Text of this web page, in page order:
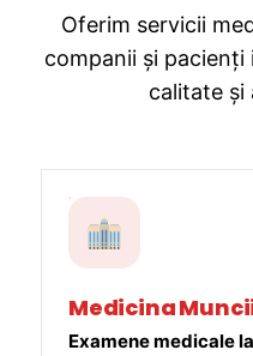
Oferim servicii
companii și
calitate și
Medicina
Examene medicale